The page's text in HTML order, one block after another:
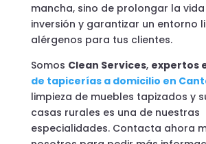
mancha, sino de prolongar la
inversión y garantizar un entorno
alérgenos para tus clientes.
Somos Clean Services, expertos
de tapicerías a domicilio en
limpieza de muebles tapizados y
casas rurales es una de nuestras
especialidades. Contacta ahora